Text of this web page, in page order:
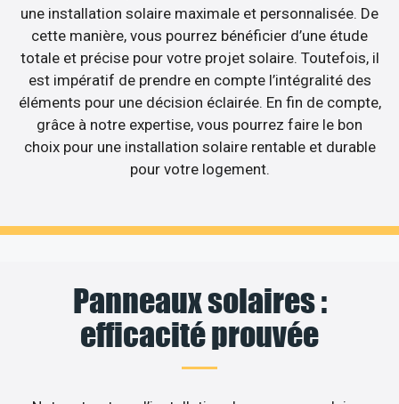
une installation solaire maximale et personnalisée. De
cette manière, vous pourrez bénéficier d’une étude
totale et précise pour votre projet solaire. Toutefois, il
est impératif de prendre en compte l’intégralité des
éléments pour une décision éclairée. En fin de compte,
grâce à notre expertise, vous pourrez faire le bon
choix pour une installation solaire rentable et durable
pour votre logement.
Panneaux solaires :
efficacité prouvée